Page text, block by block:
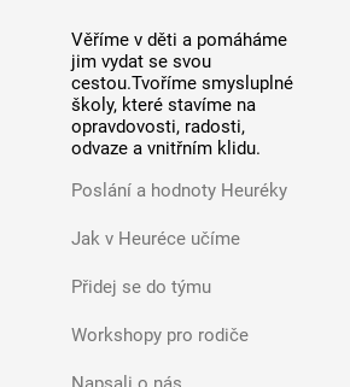
Věříme v děti a pomáháme
jim vydat se svou
cestou.Tvoříme smysluplné
školy, které stavíme na
opravdovosti, radosti,
odvaze a vnitřním klidu.
Poslání a hodnoty Heuréky
Jak v Heuréce učíme
Přidej se do týmu
Workshopy pro rodiče